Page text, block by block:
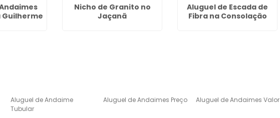
Guilherme
Nicho de Granito no
Jaçanã
Aluguel de Escada de
Fibra na Consolação
Aluguel de Andaime
Tubular
Aluguel de Andaimes Preço Aluguel de Andaimes Valor